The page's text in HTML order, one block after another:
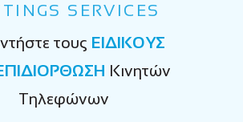
SERVICES
τους ΕΙΔΙΚΟΥΣ
Κινητών
Τηλεφώνων